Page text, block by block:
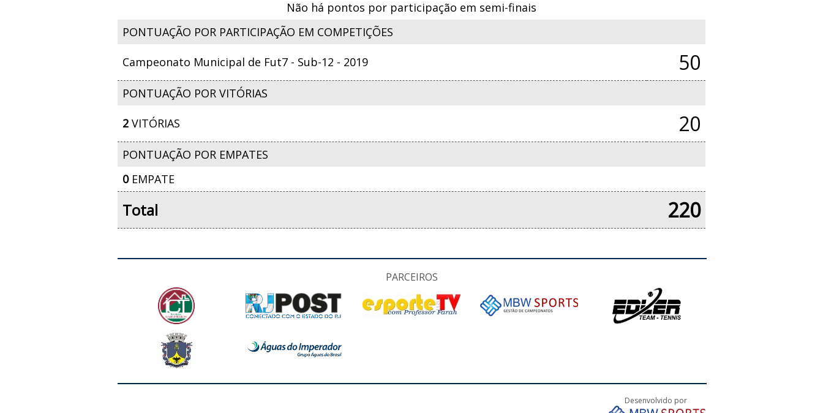
Não há pontos por participação em semi-finais
PONTUAÇÃO POR PARTICIPAÇÃO EM COMPETIÇÕES
Campeonato Municipal de Fut7 - Sub-12 - 2019 50
PONTUAÇÃO POR VITÓRIAS
2 VITÓRIAS 20
PONTUAÇÃO POR EMPATES
0EMPATE
Total 220
PARCEIROS
Desenvolvido por